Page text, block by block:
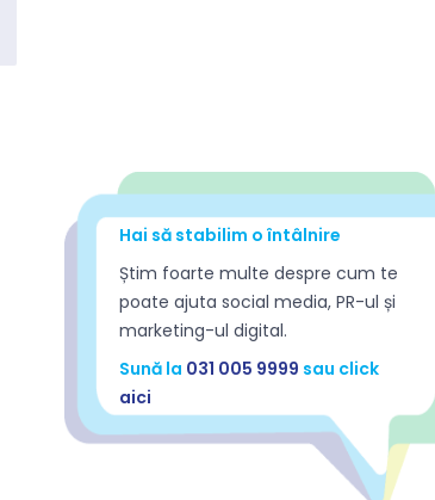
Servicii de creație grafică, branding,
facelift și identitate vizuală.
Rezumatul Digital
Hai să stabilim o întâlnire
Știm foarte multe despre cum te
poate ajuta social media, PR-ul și
marketing-ul digital.
Sună la 031 005 9999 sau click
aici